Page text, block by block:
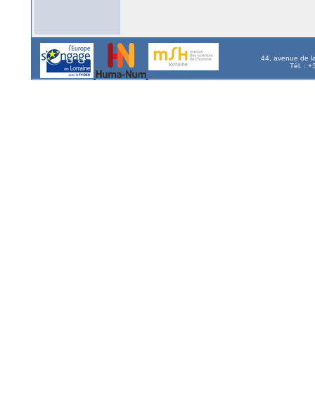
44, avenue de
Tél. :